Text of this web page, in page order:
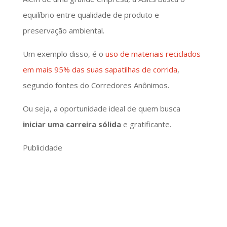
equilíbrio entre qualidade de produto e
preservação ambiental.
Um exemplo disso, é o uso de materiais reciclados
em mais 95% das suas sapatilhas de corrida,
segundo fontes do Corredores Anônimos.
Ou seja, a oportunidade ideal de quem busca
iniciar uma carreira sólidae gratificante.
Publicidade